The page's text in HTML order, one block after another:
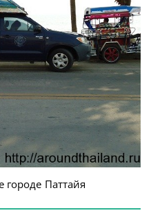
городе Паттайя